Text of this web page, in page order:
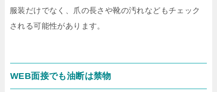
服装だけでなく、爪の長さや靴の汚れなどもチェック
される可能性があります。
WEB面接でも油断は禁物